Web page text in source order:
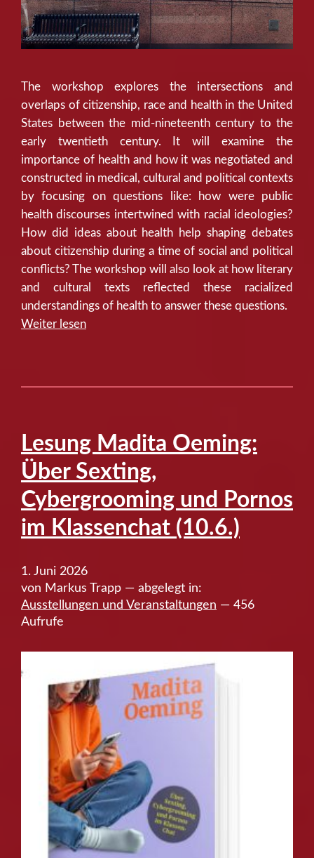
The workshop explores the intersections and
overlaps of citizenship, race and health in the United
States between the mid-nineteenth century to the
early twentieth century. It will examine the
importance of health and how it was negotiated and
constructed in medical, cultural and political contexts
by focusing on questions like: how were public
health discourses intertwined with racial ideologies?
How did ideas about health help shaping debates
about citizenship during a time of social and political
conflicts? The workshop will also look at how literary
and cultural texts reflected these racialized
understandings of health to answer these questions.
Weiter lesen“Workshop:
History“
(11.6.)”
Lesung Madita Oeming:
Über Sexting,
Cybergrooming und Pornos
im Klassenchat (10.6.)
1. Juni 2026
von Markus Trapp — abgelegt in:
Ausstellungen und Veranstaltungen — 456
Aufrufe